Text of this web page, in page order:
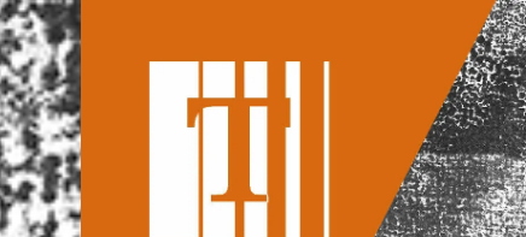
Aller
au
contenu